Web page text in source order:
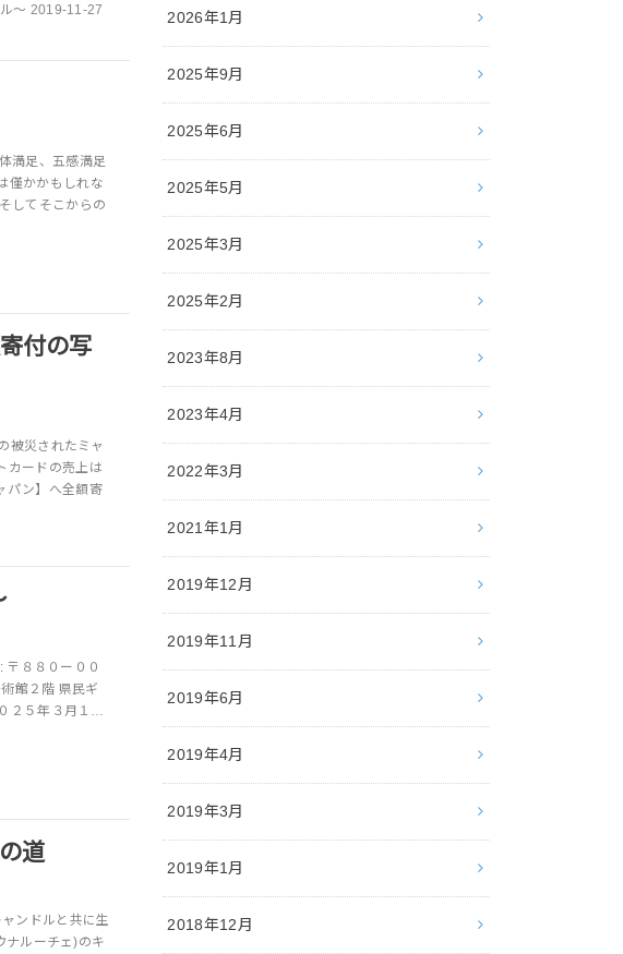
〜 2019-11-27
満足、五感満足
僅かかもしれな
してそこからの
付の写
被災されたミャ
カードの売上は
パン】へ全額寄
８８０ー００
２階 県民ギ
２５年３月１…
道
ンドルと共に生
ナルーチェ)のキ
2026年1月
2025年9月
2025年6月
2025年5月
2025年3月
2025年2月
2023年8月
2023年4月
2022年3月
2021年1月
2019年12月
2019年11月
2019年6月
2019年4月
2019年3月
2019年1月
2018年12月